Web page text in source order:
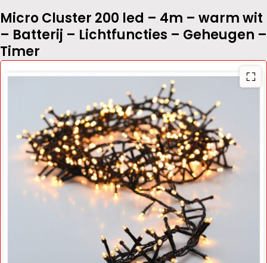
Micro Cluster 200 led – 4m – warm wit
– Batterij – Lichtfuncties – Geheugen –
Timer